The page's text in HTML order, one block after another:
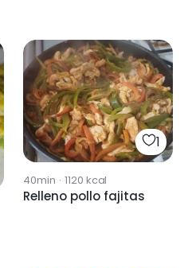
1
40min · 1120 kcal
Relleno pollo fajitas